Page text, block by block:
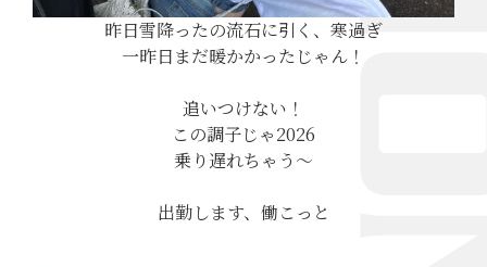
昨日雪降ったの流石に引く、寒過ぎ
一昨日まだ暖かかったじゃん！
追いつけない！
この調子じゃ2026
乗り遅れちゃう〜
出勤します、働こっと